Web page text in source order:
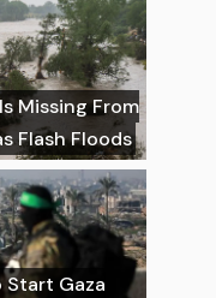
Missing From
Flash Floods
Start Gaza